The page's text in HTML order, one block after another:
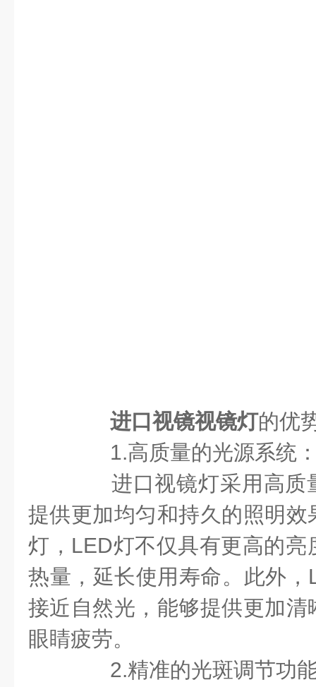
进口视镜视镜灯的优
1.高质量的光源系统
进口视镜灯采用高质
提供更加均匀和持久的照明
灯，LED灯不仅具有更高的亮
热量，延长使用寿命。此外
接近自然光，能够提供更加
眼睛疲劳。
2.精准的光斑调节功